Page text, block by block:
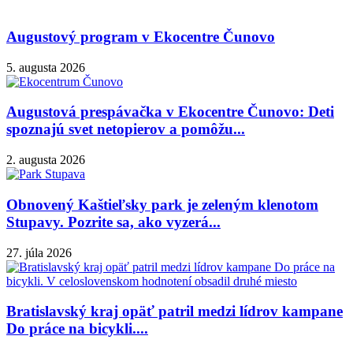
Augustový program v Ekocentre Čunovo
5. augusta 2026
Augustová prespávačka v Ekocentre Čunovo: Deti
spoznajú svet netopierov a pomôžu...
2. augusta 2026
Obnovený Kaštieľsky park je zeleným klenotom
Stupavy. Pozrite sa, ako vyzerá...
27. júla 2026
Bratislavský kraj opäť patril medzi lídrov kampane
Do práce na bicykli....